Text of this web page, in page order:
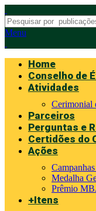
Menu
Home
Conselho de
Atividades
Cerimonial
Parceiros
Perguntas e
Certidões do
Ações
Medalha
Prêmio
+Itens